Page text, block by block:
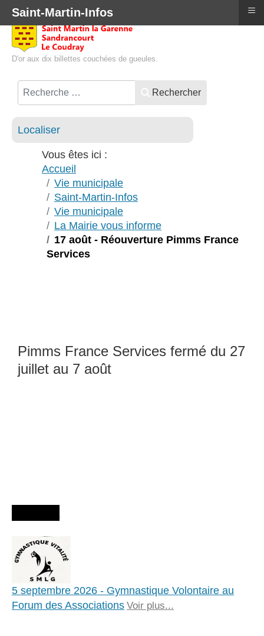
D'or aux dix billettes couchées de gueules.
Rechercher
Localiser
Vous êtes ici :
Accueil
Vie municipale
Saint-Martin-Infos
Vie municipale
La Mairie vous informe
17 août - Réouverture Pimms France
Services
Pimms France Services fermé du 27
juillet au 7 août
5 septembre 2026 - Gymnastique Volontaire au
Forum des Associations Voir plus...
Saint-Martin-Infos ≡